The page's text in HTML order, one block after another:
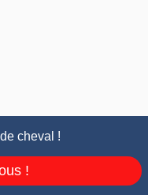
cheval !
!